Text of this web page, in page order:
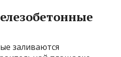
заливаются